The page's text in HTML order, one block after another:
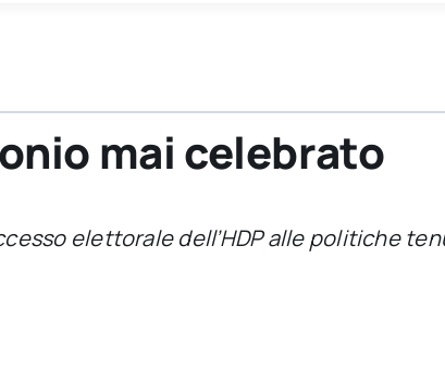
mai celebrato
elettorale dell’HDP alle politiche